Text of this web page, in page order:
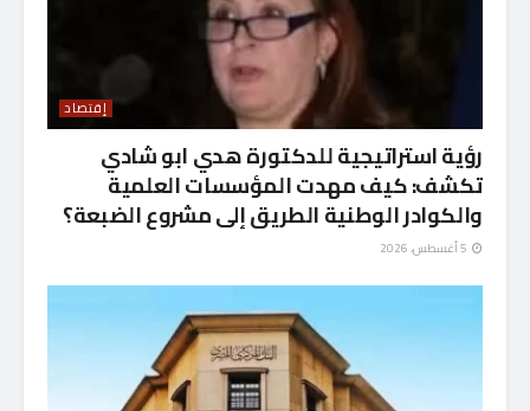
إقتصاد
رؤية استراتيجية للدكتورة هدي ابو شادي
تكشف: كيف مهدت المؤسسات العلمية
والكوادر الوطنية الطريق إلى مشروع الضبعة؟